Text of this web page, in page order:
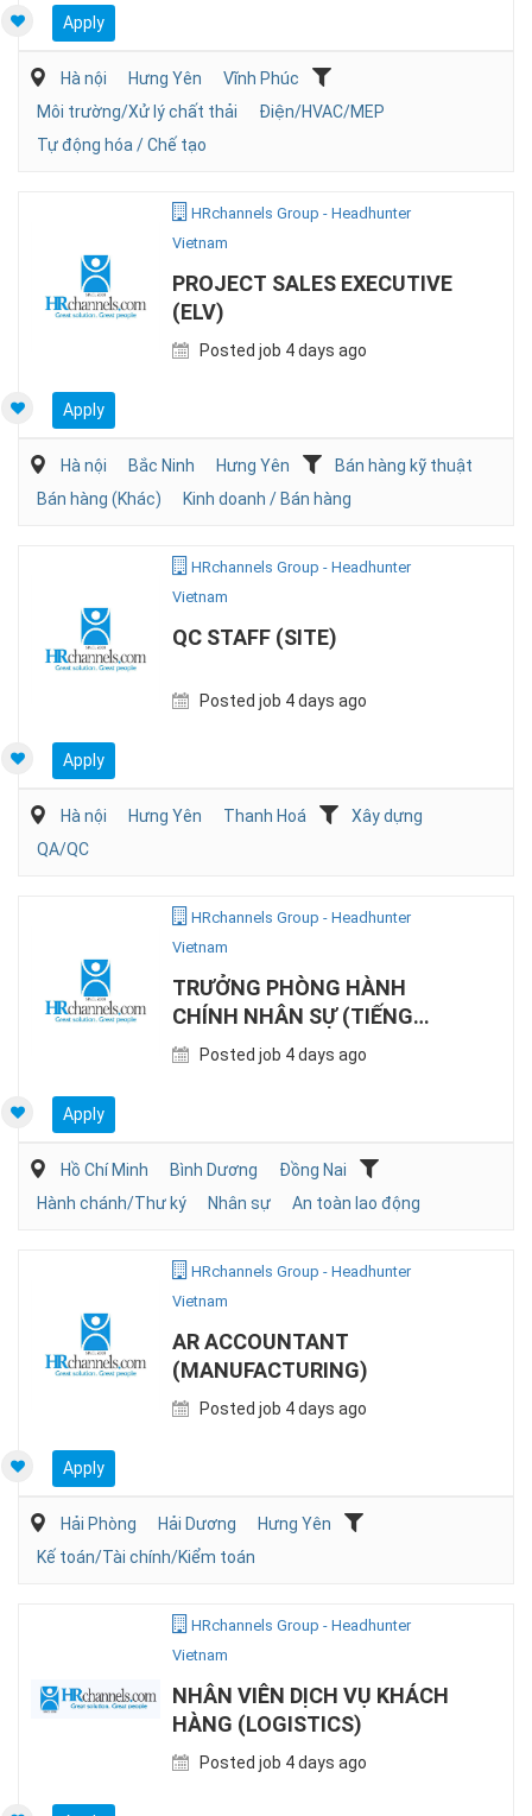
Apply
Hà nội Hưng Yên
Vĩnh Phúc
Môi trường/Xử lý chất thải
Điện/HVAC/MEP
Tự động hóa / Chế tạo
HRchannels Group - Headhunter
Vietnam
PROJECT SALES EXECUTIVE
(ELV)
Posted job 4 days ago
Apply
Hà nội Bắc Ninh Hưng Yên
Bán hàng kỹ thuật
Bán hàng (Khác)
Kinh doanh / Bán hàng
HRchannels Group - Headhunter
Vietnam
QC STAFF (SITE)
Posted job 4 days ago
Apply
Hà nội Hưng Yên Thanh Hoá
Xây dựng
QA/QC
HRchannels Group - Headhunter
Vietnam
TRƯỞNG PHÒNG HÀNH
CHÍNH NHÂN SỰ (TIẾNG
NHẬT, SẢN XUẤT)
Posted job 4 days ago
Apply
Hồ Chí Minh Bình Dương
Đồng Nai
Hành chánh/Thư ký
Nhân sự An toàn lao động
HRchannels Group - Headhunter
Vietnam
AR ACCOUNTANT
(MANUFACTURING)
Posted job 4 days ago
Apply
Hải Phòng Hải Dương
Hưng Yên
Kế toán/Tài chính/Kiểm toán
HRchannels Group - Headhunter
Vietnam
NHÂN VIÊN DỊCH VỤ KHÁCH
HÀNG (LOGISTICS)
Posted job 4 days ago